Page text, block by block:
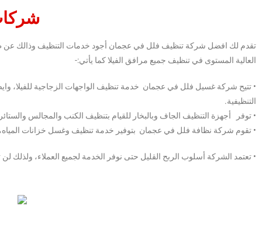
تقدم لك افضل شركة تنظيف فلل في عجمان أجود خدمات التنظيف وذالك عن
العالية المستوى في تنظيف جميع مرافق الفيلا كما يأتي:-
• تتيح شركة غسيل فلل في عجمان خدمة تنظيف الواجهات الزجاجية للفيلا،
التنظيفية.
• توفر أجهزة التنظيف الجاف وبالبخار للقيام بتنظيف الكنب والمجالس والستائر
• تقوم شركة نظافة فلل في عجمان بتوفير خدمة تنظيف وغسل خزانات المياه،
• تعتمد الشركة أسلوب الربح القليل حتى نوفر الخدمة لجميع العملاء،